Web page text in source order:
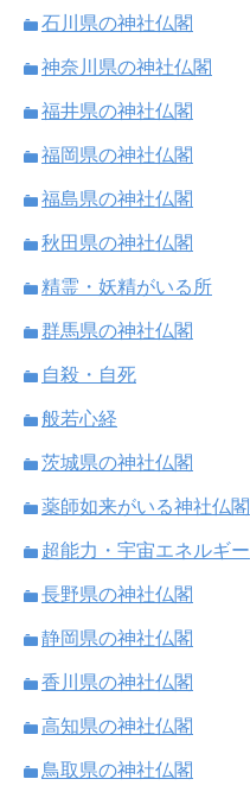
石川県の神社仏閣
神奈川県の神社仏閣
福井県の神社仏閣
福岡県の神社仏閣
福島県の神社仏閣
秋田県の神社仏閣
精霊・妖精がいる所
群馬県の神社仏閣
自殺・自死
般若心経
茨城県の神社仏閣
薬師如来がいる神社仏閣
超能力・宇宙エネルギー
長野県の神社仏閣
静岡県の神社仏閣
香川県の神社仏閣
高知県の神社仏閣
鳥取県の神社仏閣